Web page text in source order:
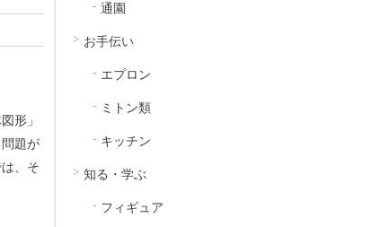
形」
題が
、そ
通園
お手伝い
エプロン
ミトン類
キッチン
知る・学ぶ
フィギュア